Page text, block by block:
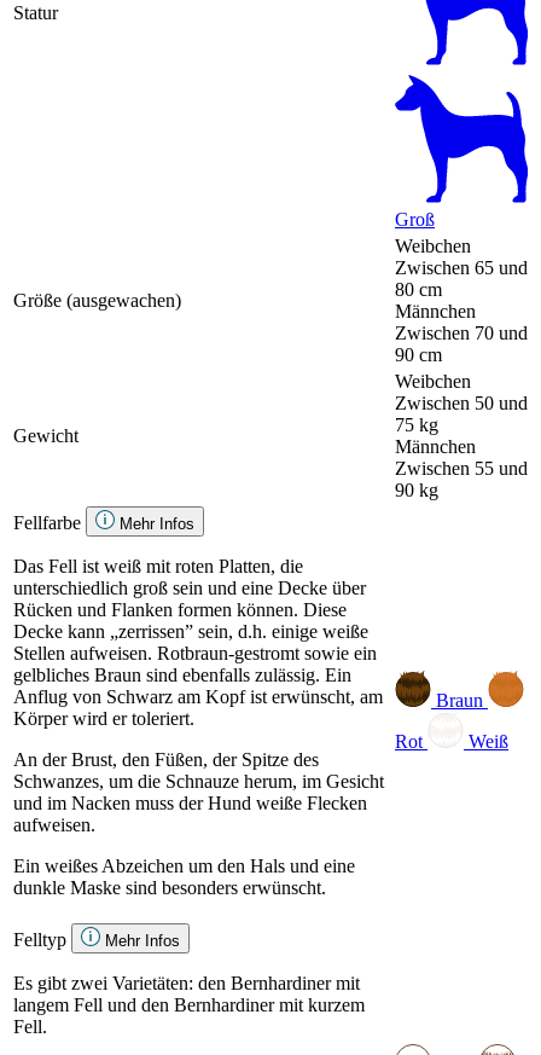
Statur
Groß
Größe (ausgewachen)
Weibchen
Zwischen 65 und
80 cm
Männchen
Zwischen 70 und
90 cm
Gewicht
Weibchen
Zwischen 50 und
75 kg
Männchen
Zwischen 55 und
90 kg
Fellfarbe
Mehr Infos
Das Fell ist weiß mit roten Platten, die
unterschiedlich groß sein und eine Decke über
Rücken und Flanken formen können. Diese
Decke kann „zerrissen” sein, d.h. einige weiße
Stellen aufweisen. Rotbraun-gestromt sowie ein
gelbliches Braun sind ebenfalls zulässig. Ein
Anflug von Schwarz am Kopf ist erwünscht, am
Körper wird er toleriert.
An der Brust, den Füßen, der Spitze des
Schwanzes, um die Schnauze herum, im Gesicht
und im Nacken muss der Hund weiße Flecken
aufweisen.
Ein weißes Abzeichen um den Hals und eine
dunkle Maske sind besonders erwünscht.
Braun
Rot
Weiß
Felltyp Mehr Infos
Es gibt zwei Varietäten: den Bernhardiner mit
langem Fell und den Bernhardiner mit kurzem
Fell.